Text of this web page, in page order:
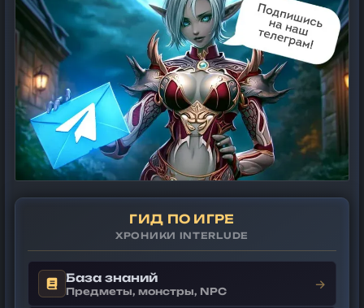
ГИД ПО ИГРЕ
ХРОНИКИ INTERLUDE
База знаний
Предметы, монстры, NPC →